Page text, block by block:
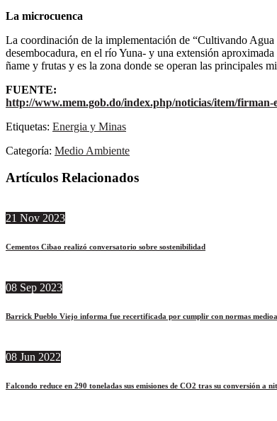
La microcuenca
La coordinación de la implementación de “Cultivando
desembocadura, en el río Yuna- y una extensión
ñame y frutas y es la zona donde se operan las principales
FUENTE:
http://www.mem.gob.do/index.php/noticias/item/firman-
Etiquetas: Energia y Minas
Categoría: Medio Ambiente
Artículos Relacionados
21 Nov 2023
Cementos Cibao realizó conversatorio sobre sostenibilidad
08 Sep 2023
Barrick Pueblo Viejo informa fue recertificada por cumplir con normas
08 Jun 2022
Falcondo reduce en 290 toneladas sus emisiones de CO2 tras su conversión a